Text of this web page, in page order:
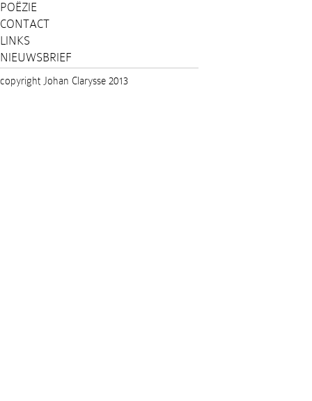
POËZIE
CONTACT
LINKS
NIEUWSBRIEF
copyright Johan Clarysse 2013